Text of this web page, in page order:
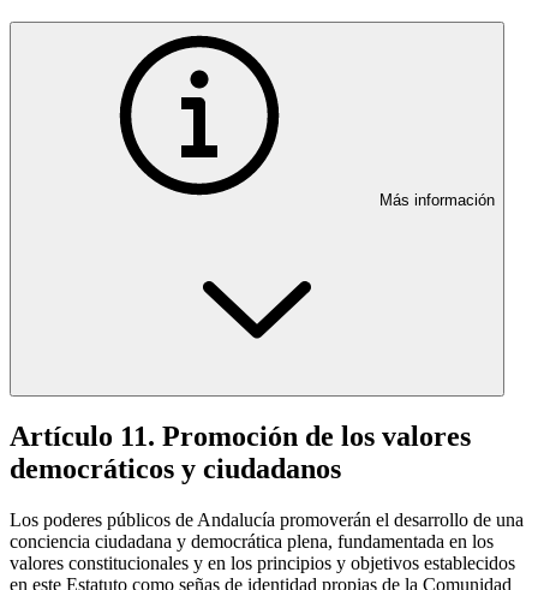
Más información
Artículo 11. Promoción de los valores
democráticos y ciudadanos
Los poderes públicos de Andalucía promoverán el desarrollo de una
conciencia ciudadana y democrática plena, fundamentada en los
valores constitucionales y en los principios y objetivos establecidos
en este Estatuto como señas de identidad propias de la Comunidad